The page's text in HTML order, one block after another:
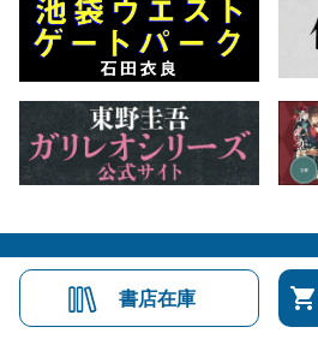
書店在庫
会社概要 自費出版のご
株式会社文藝春秋
Copyright ©